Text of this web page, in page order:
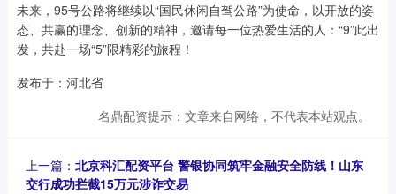
未来，95号公路将继续以“国民休闲自驾公路”为使命，以开放的姿
态、共赢的理念、创新的精神，邀请每一位热爱生活的人：“9”此出
发，共赴一场“5”限精彩的旅程！
发布于：河北省
名鼎配资提示：文章来自网络，不代表本站观点。
上一篇： 北京科汇配资平台 警银协同筑牢金融安全防线！山东
交行成功拦截15万元涉诈交易